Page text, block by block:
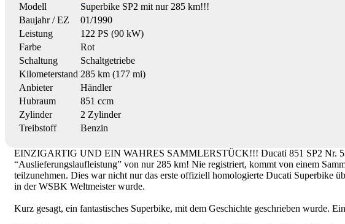
Modell
Superbike SP2 mit nur 285 km!!!
Baujahr / EZ
01/1990
Leistung
122 PS (90 kW)
Farbe
Rot
Schaltung
Schaltgetriebe
Kilometerstand 285 km (177 mi)
Anbieter
Händler
Hubraum
851 ccm
Zylinder
2 Zylinder
Treibstoff
Benzin
EINZIGARTIG UND EIN WAHRES SAMMLERSTÜCK!!! Ducati 851 SP2 Nr. 53
“Auslieferungslaufleistung” von nur 285 km! Nie registriert, kommt von einem
teilzunehmen. Dies war nicht nur das erste offiziell homologierte Ducati Superbike
in der WSBK Weltmeister wurde.
Kurz gesagt, ein fantastisches Superbike, mit dem Geschichte geschrieben wurde.